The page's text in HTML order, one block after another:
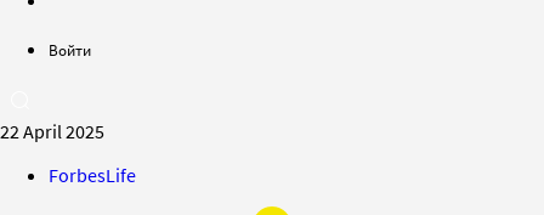
Войти
22 April 2025
ForbesLife